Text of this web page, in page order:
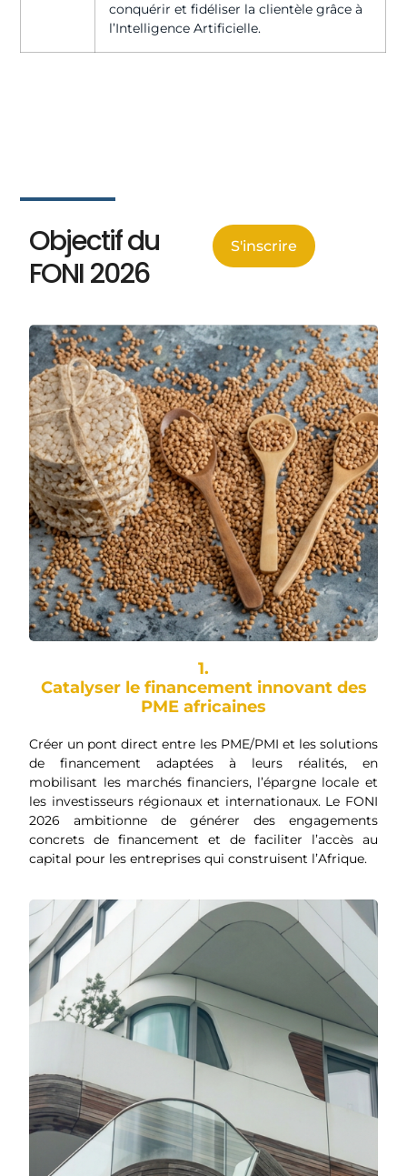
conquérir et fidéliser la clientèle grâce à
l’Intelligence Artificielle.
Objectif du
FONI 2026
S'inscrire
1.
Catalyser le financement innovant des
PME africaines
Créer un pont direct entre les PME/PMI et les solutions
de financement adaptées à leurs réalités, en
mobilisant les marchés financiers, l’épargne locale et
les investisseurs régionaux et internationaux. Le FONI
2026 ambitionne de générer des engagements
concrets de financement et de faciliter l’accès au
capital pour les entreprises qui construisent l’Afrique.